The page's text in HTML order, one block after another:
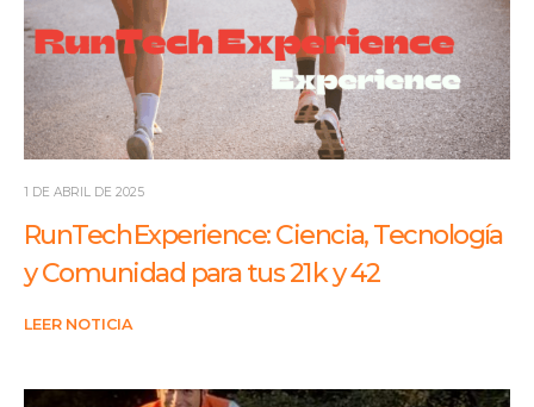
1 DE ABRIL DE 2025
RunTech Experience: Ciencia, Tecnología
y Comunidad para tus 21 k y 42
LEER NOTICIA